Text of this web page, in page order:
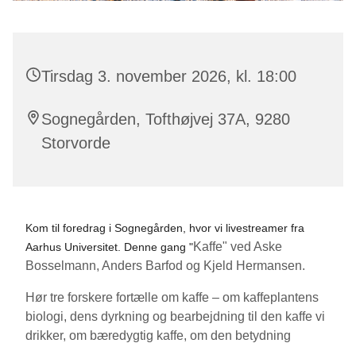
Tirsdag 3. november 2026, kl. 18:00
Sognegården, Tofthøjvej 37A, 9280
Storvorde
Kom til foredrag i Sognegården, hvor vi livestreamer fra
Aarhus Universitet. Denne gang "Kaffe" ved Aske
Bosselmann, Anders Barfod og Kjeld Hermansen.
Hør tre forskere fortælle om kaffe – om kaffeplantens
biologi, dens dyrkning og bearbejdning til den kaffe vi
drikker, om bæredygtig kaffe, om den betydning